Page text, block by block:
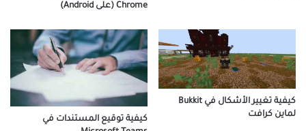
Chrome (على Android)
كيفية تغيير الأشكال في Bukkit
لماين كرافت
كيفية توقيع المستندات في